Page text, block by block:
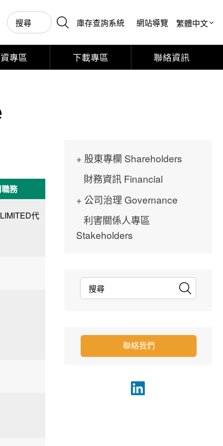
庫存查詢系統 網站導覽
專區 下載專區 聯絡資訊
務
代
股東專欄 Shareholders
財務資訊 Financial
公司治理 Governance
利害關係人專區
Stakeholders
聯絡我們